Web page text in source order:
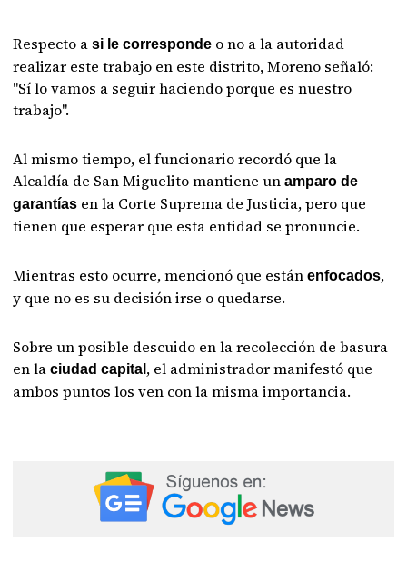
Respecto asi le corresponde o no a la autoridad
realizar este trabajo en este distrito, Moreno señaló:
"Sí lo vamos a seguir haciendo porque es nuestro
trabajo".
Al mismo tiempo, el funcionario recordó que la
Alcaldía de San Miguelito mantiene unamparo de
garantías en la Corte Suprema de Justicia, pero que
tienen que esperar que esta entidad se pronuncie.
Mientras esto ocurre, mencionó que estánenfocados,
y que no es su decisión irse o quedarse.
Sobre un posible descuido en la recolección de basura
en laciudad capital , el administrador manifestó que
ambos puntos los ven con la misma importancia.